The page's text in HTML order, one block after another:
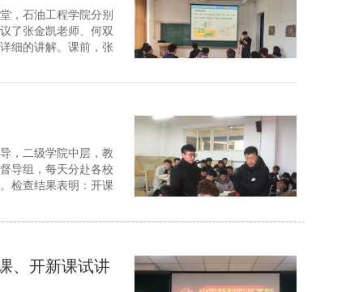
，石油工程学院分别
了张金凯老师、何双
细的讲解。课前，张
，二级学院中层，教
导组，每天分赴各校
检查结果表明：开课
、开新课试讲